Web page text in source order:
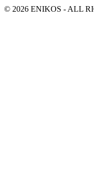
© 2026 ENIKOS - ALL